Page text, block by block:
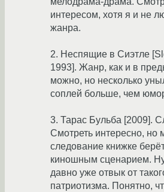
интересом, хотя я и не
жанра.
2. Неспящие в Сиэтле
1993]. Жанр, как и в
можно, но несколько
соплей больше, чем
3. Тарас Бульба [2009].
Смотреть интересно, но
следование книжке
киношным сценарием.
давно уже отвык от
патриотизма. Понятно,